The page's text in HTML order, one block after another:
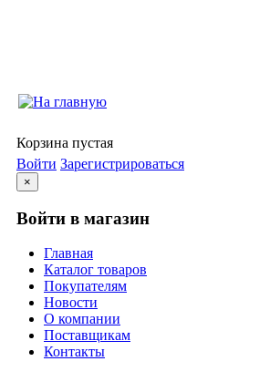
Корзина пустая
Войти Зарегистрироваться
×
Войти в магазин
Главная
Каталог товаров
Покупателям
Новости
О компании
Поставщикам
Контакты